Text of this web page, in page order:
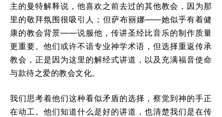
主的曼特解释说，他喜欢之前去过的其他教会，因为那
里的敬拜氛围很吸引人；但萨布丽娜——她似乎有着健
康的教会背景——说服他，传讲圣经比音乐的制作质量
更重要。他们或许不谙专业神学术语，但选择重返传承
教会，正是因为这里的解经式讲道，以及充满福音使命
与款待之爱的教会文化。
我们思考着他们这种看似矛盾的选择，察觉到神的手正
在动工。他们知道什么是好的讲道，也清楚我们是在传